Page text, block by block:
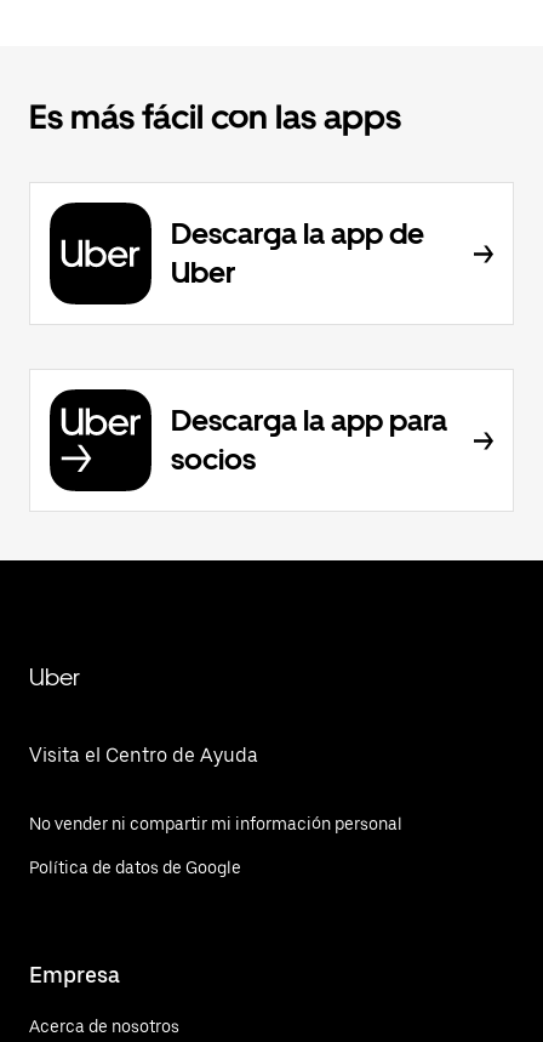
Es más fácil con las apps
Descarga la app de
Uber
Descarga la app para
socios
Uber
Visita el Centro de Ayuda
No vender ni compartir mi información personal
Política de datos de Google
Empresa
Acerca de nosotros